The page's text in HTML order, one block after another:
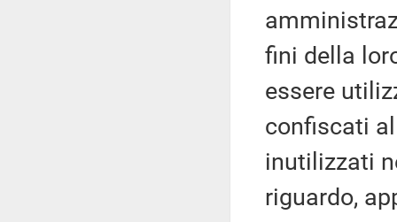
fini della
essere
confiscati
inutilizzati
riguardo,